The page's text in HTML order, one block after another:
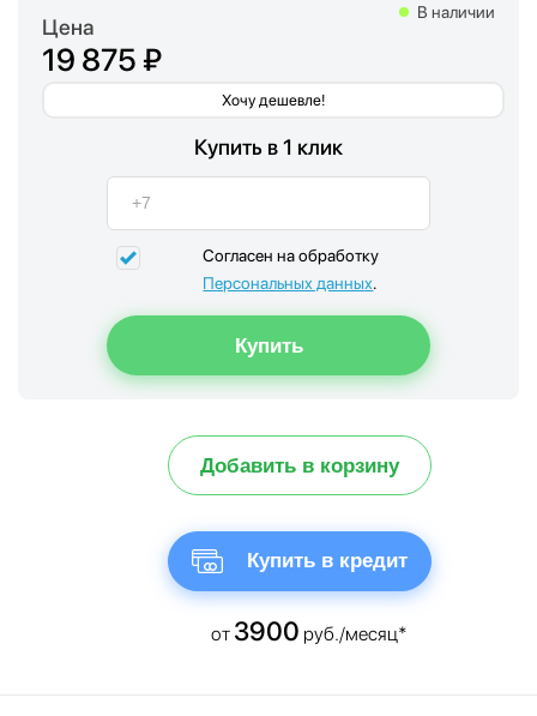
Цена
19 875 ₽
Хочу дешевле!
В наличии
Купить в 1 клик
Согласен на обработку
Персональных данных.
Добавить в корзину
Купить в кредит
от 3900 руб./месяц*